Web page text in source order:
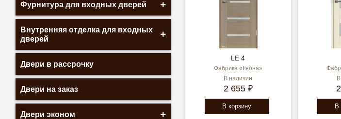
Фурнитура для входных дверей
Внутренняя отделка для входных
дверей
Двери в рассрочку
Двери на заказ
Двери эконом
LE 4
Фабрика «Геона»
В наличии
2 655 ₽
В корзину В